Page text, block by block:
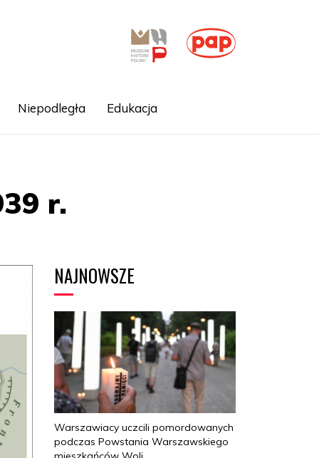
Niepodległa Edukacja
r.
NAJNOWSZE
Warszawiacy uczcili pomordowanych
podczas Powstania Warszawskiego